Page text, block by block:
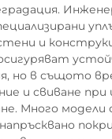
и
но в същото
и свиване при
Много